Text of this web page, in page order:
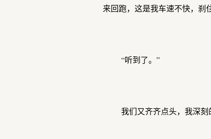
来回跑，这是我车速不快，刹
“听到了。”
我们又齐齐点头，我深刻